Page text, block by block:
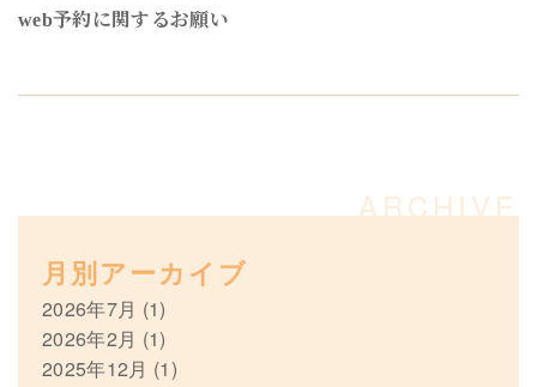
web予約に関するお願い
月別アーカイブ
2026年7月 (1)
2026年2月 (1)
2025年12月 (1)